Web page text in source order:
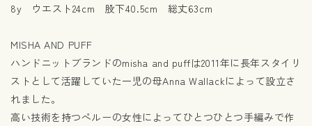
8y ウエスト24cm 股下40.5cm 総丈63cm
MISHA AND PUFF
ハンドニットブランドのmisha and puffは2011年に長年スタイリ
ストとして活躍していた一児の母Anna Wallackによって設立さ
れました。
高い技術を持つペルーの女性によってひとつひとつ手編みで作